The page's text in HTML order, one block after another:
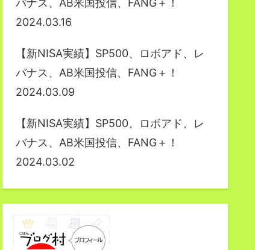
バナス、AB米国投信、FANG＋！
2024.03.16
【新NISA実績】SP500、ロボアド、レ
バナス、AB米国投信、FANG＋！
2024.03.09
【新NISA実績】SP500、ロボアド、レ
バナス、AB米国投信、FANG＋！
2024.03.02